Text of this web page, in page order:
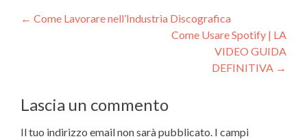
Navigazione
← Come Lavorare nell’Industria Discografica
Come Usare Spotify | LA
VIDEO GUIDA
DEFINITIVA →
Lascia un commento
Il tuo indirizzo email non sarà pubblicato. I campi